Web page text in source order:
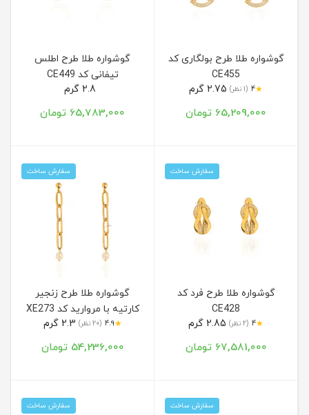
گوشواره طلا طرح بولگاری کد
CE455
★
4 (1 نظر)
65,209,000 تومان
گوشواره طلا طرح اطلس
تیفانی کد CE449
65,783,000 تومان
سفارش ساخت
گوشواره طلا طرح فرد کد
CE428
★
4 (2 نظر)
67,581,000 تومان
سفارش ساخت
گوشواره طلا طرح زنجیر
کارتیه با مروارید کد XE273
★
4.9 (20 نظر)
54,236,000 تومان
سفارش ساخت سفارش ساخت